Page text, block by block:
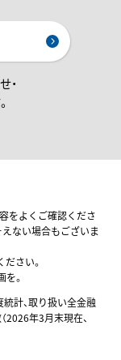
・
をよくご確認くださ
ない場合もございま
さい。
。
計、取り扱い全金融
2026年3月末現在、